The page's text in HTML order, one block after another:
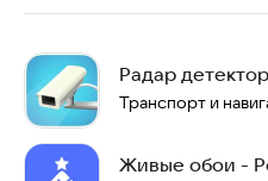
Радар
Транспорт и
Живые обои -